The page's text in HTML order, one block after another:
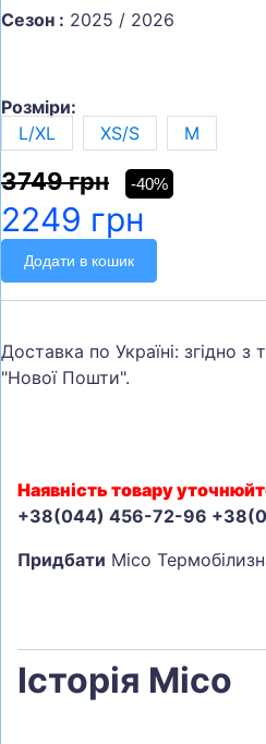
Сезон : 2025 / 2026
Розміри:
L/XL
XS/S M
3749 грн -40%
2249 грн
Додати в кошик
Доставка по Україні: згідно з
"Нової Пошти".
Наявність товару
+38(044) 456-72-96
Придбати Mico
Історія Mico